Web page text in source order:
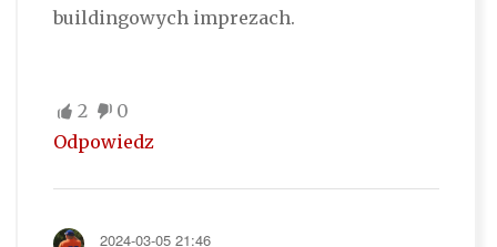
buildingowych imprezach.
2
0
Odpowiedz
2024-03-05 21:46